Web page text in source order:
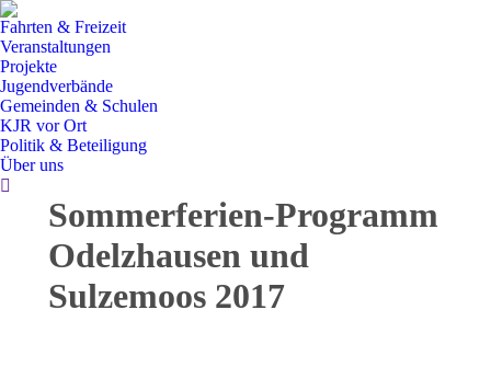
Fahrten & Freizeit
Veranstaltungen
Projekte
Jugendverbände
Gemeinden & Schulen
KJR vor Ort
Politik & Beteiligung
Über uns
Search:
Sommerferien-Programm
Odelzhausen und
Sulzemoos 2017